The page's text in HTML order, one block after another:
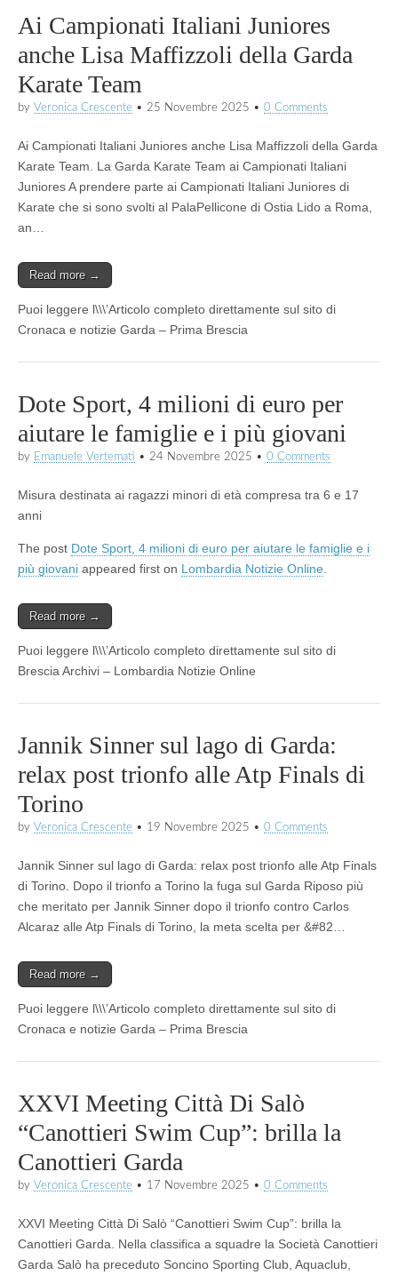
Ai Campionati Italiani Juniores
anche Lisa Maffizzoli della Garda
Karate Team
by Veronica Crescente • 25 Novembre 2025 • 0 Comments
Ai Campionati Italiani Juniores anche Lisa Maffizzoli della Garda
Karate Team. La Garda Karate Team ai Campionati Italiani
Juniores A prendere parte ai Campionati Italiani Juniores di
Karate che si sono svolti al PalaPellicone di Ostia Lido a Roma,
an…
Read more →
Puoi leggere l\\\’Articolo completo direttamente sul sito di
Cronaca e notizie Garda – Prima Brescia
Dote Sport, 4 milioni di euro per
aiutare le famiglie e i più giovani
by Emanuele Vertemati • 24 Novembre 2025 • 0 Comments
Misura destinata ai ragazzi minori di età compresa tra 6 e 17
anni
The post Dote Sport, 4 milioni di euro per aiutare le famiglie e i
più giovani appeared first on Lombardia Notizie Online
Read more →
Puoi leggere l\\\’Articolo completo direttamente sul sito di
Brescia Archivi – Lombardia Notizie Online
Jannik Sinner sul lago di Garda:
relax post trionfo alle Atp Finals di
Torino
by Veronica Crescente • 19 Novembre 2025 • 0 Comments
Jannik Sinner sul lago di Garda: relax post trionfo alle Atp Finals
di Torino. Dopo il trionfo a Torino la fuga sul Garda Riposo più
che meritato per Jannik Sinner dopo il trionfo contro Carlos
Alcaraz alle Atp Finals di Torino, la meta scelta per &#82…
Read more →
Puoi leggere l\\\’Articolo completo direttamente sul sito di
Cronaca e notizie Garda – Prima Brescia
XXVI Meeting Città Di Salò
“Canottieri Swim Cup”: brilla la
Canottieri Garda
by Veronica Crescente • 17 Novembre 2025 • 0 Comments
XXVI Meeting Città Di Salò “Canottieri Swim Cup”: brilla la
Canottieri Garda. Nella classifica a squadre la Società Canottieri
Garda Salò ha preceduto Soncino Sporting Club, Aquaclub,